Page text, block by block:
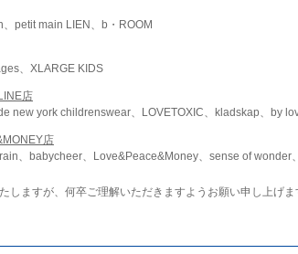
petit main LIEN、b・ROOM
、XLARGE KIDS
店
new york childrenswear、LOVETOXIC、kladskap、by
店
、babycheer、Love&Peace&Money、sense of wonder
しますが、何卒ご理解いただきますようお願い申し上げま